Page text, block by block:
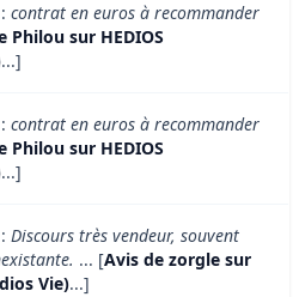
contrat en euros à recommander
Philou sur HEDIOS
...]
contrat en euros à recommander
Philou sur HEDIOS
...]
Discours très vendeur, souvent
... [Avis de zorgle sur
Vie)...]